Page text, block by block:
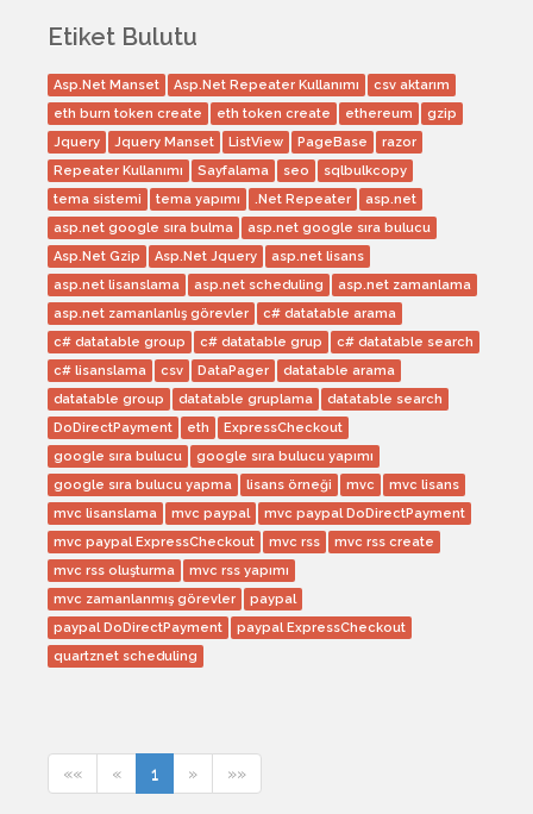
Etiket Bulutu
Asp.Net Manset Asp.Net Repeater Kullanımı
csv aktarım
eth burn token create
eth token create ethereum
gzip
Jquery
Jquery Manset ListView PageBase
razor
Repeater Kullanımı
Sayfalama seo
sqlbulkcopy
tema sistemi
tema yapımı .Net Repeater
asp.net
asp.net google sıra bulma
asp.net google sıra bulucu
Asp.Net Gzip
Asp.Net Jquery
asp.net lisans
asp.net lisanslama
asp.net scheduling
asp.net zamanlama
asp.net zamanlanlış görevler
c# datatable arama
c# datatable group
c# datatable grup
c# datatable search
c# lisanslama
csv DataPager
datatable arama
datatable group
datatable gruplama
datatable search
DoDirectPayment
eth
ExpressCheckout
google sıra bulucu
google sıra bulucu yapımı
google sıra bulucu yapma
lisans örneği mvc
mvc lisans
mvc lisanslama
mvc paypal
mvc paypal DoDirectPayment
mvc paypal ExpressCheckout
mvc rss
mvc rss create
mvc rss oluşturma
mvc rss yapımı
mvc zamanlanmış görevler
paypal
paypal DoDirectPayment
paypal ExpressCheckout
quartznet scheduling
«« « 1 » »»